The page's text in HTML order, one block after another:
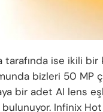
tarafında ise ikili
bizleri 50 MP
bir adet AI lens
Infinix